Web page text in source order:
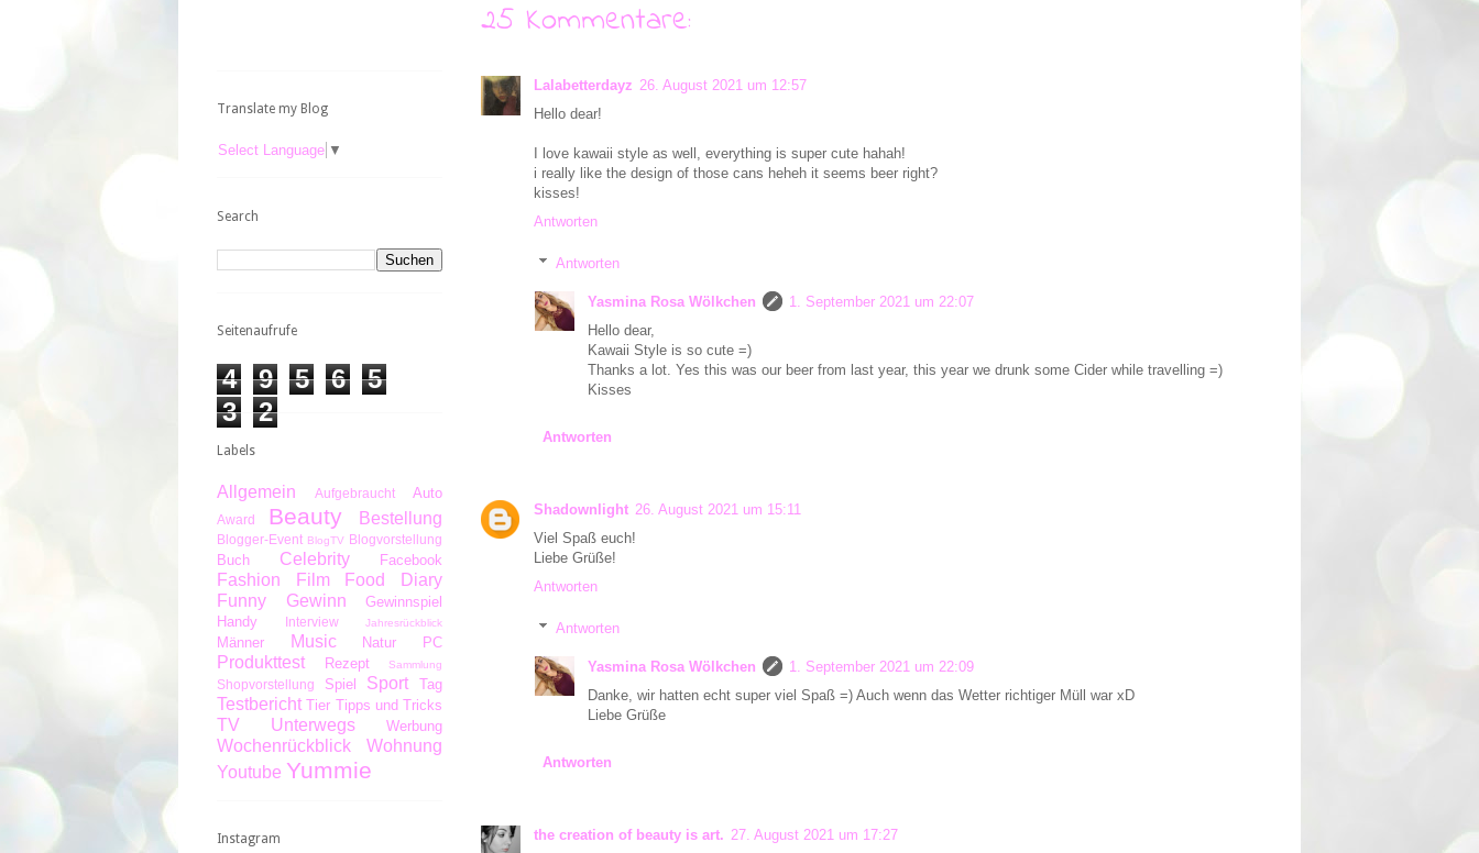
25 Kommentare:
Lalabetterdayz 26. August 2021 um 12:57
Hello dear!
I love kawaii style as well, everything is super cute hahah!
i really like the design of those cans heheh it seems beer right?
kisses!
Antworten
Antworten
Yasmina Rosa Wölkchen
1. September 2021 um 22:07
Hello dear,
Kawaii Style is so cute =)
Thanks a lot. Yes this was our beer from last year, this year we drunk some Cider while travelling =)
Kisses
Antworten
Shadownlight 26. August 2021 um 15:11
Viel Spaß euch!
Liebe Grüße!
Antworten
Antworten
Yasmina Rosa Wölkchen
1. September 2021 um 22:09
Danke, wir hatten echt super viel Spaß =) Auch wenn das Wetter richtiger Müll war xD
Liebe Grüße
Antworten
the creation of beauty is art. 27. August 2021 um 17:27
Translate my Blog
Select Language ▼
Search
Seitenaufrufe
4 9 5 6
5
3
2
Labels
Allgemein Aufgebraucht Auto
Award Beauty Bestellung
Blogger-Event BlogTV Blogvorstellung
Buch Celebrity Facebook
Fashion Film
Food Diary
Funny
Gewinn
Gewinnspiel
Handy
Interview Jahresrückblick
Männer Music Natur PC
Produkttest Rezept Sammlung
Shopvorstellung Spiel Sport Tag
Testbericht Tier Tipps und Tricks
TV Unterwegs Werbung
Wochenrückblick
Wohnung
Youtube Yummie
Instagram